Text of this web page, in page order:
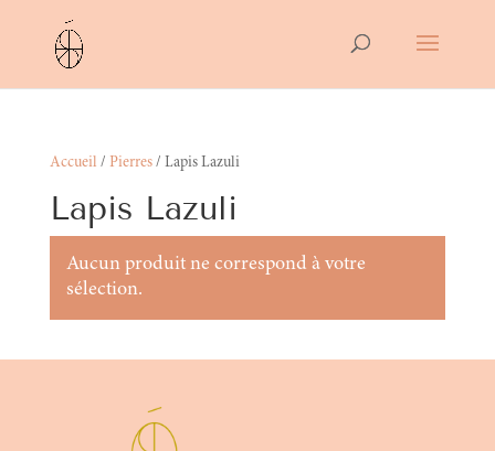
Accueil / Pierres/ Lapis Lazuli
Lapis Lazuli
Aucun produit ne correspond à votre
sélection.